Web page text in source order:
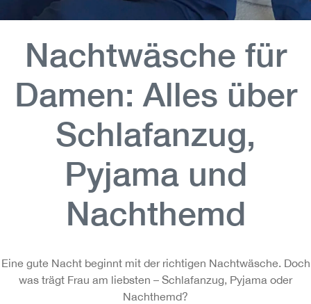
Nachtwäsche für
Damen: Alles über
Schlafanzug,
Pyjama und
Nachthemd
Eine gute Nacht beginnt mit der richtigen Nachtwäsche. Doch
was trägt Frau am liebsten – Schlafanzug, Pyjama oder
Nachthemd?